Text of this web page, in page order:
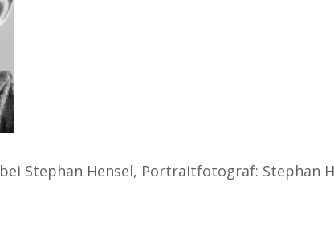
Stephan Hensel, Portraitfotograf: Stephan